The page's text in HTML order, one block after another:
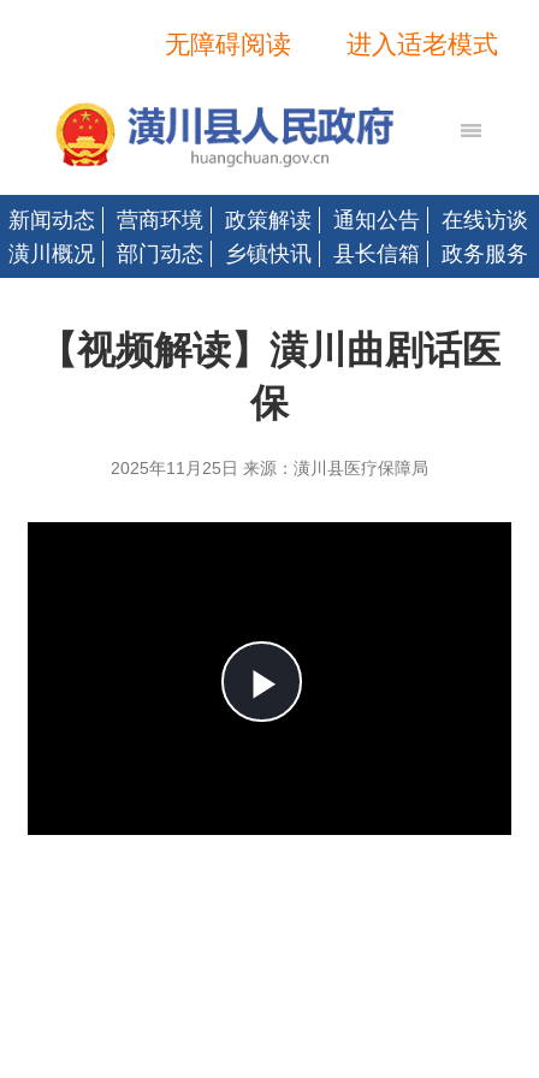
进入适老模式
无障碍阅读
新闻动态 营商环境 政策解读 通知公告
在线访谈
潢川概况
部门动态 乡镇快讯 县长信箱 政务服务
【视频解读】潢川曲剧话医
保
2025年11月25日 来源：潢川县医疗保障局